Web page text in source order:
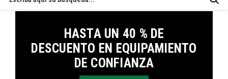
en
HASTA UN 40 % DE
DESCUENTO EN EQUIPAMIENTO
DE CONFIANZA